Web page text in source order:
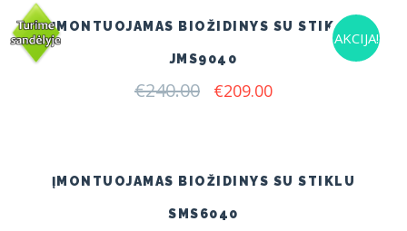
AKCIJA!
ĮMONTUOJAMAS BIOŽIDINYS SU STIKLU
JMS9040
€240.00 Original
€209.00Current
ĮMONTUOJAMAS BIOŽIDINYS SU STIKLU
SMS6040